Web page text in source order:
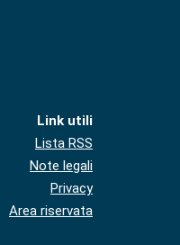
Link utili
Lista RSS
Note legali
Privacy
Area riservata